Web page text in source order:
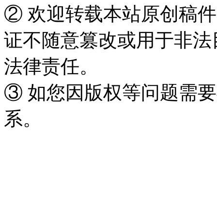
② 欢迎转载本站原创稿
证不随意篡改或用于非
法律责任。
③ 如您因版权等问题需
系。